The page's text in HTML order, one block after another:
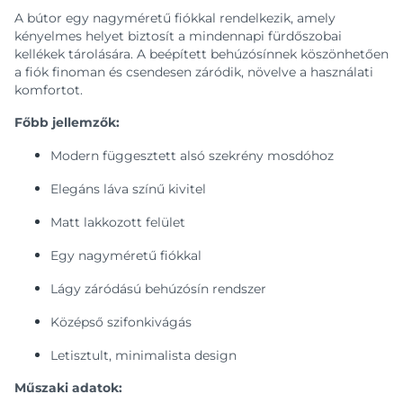
A bútor egy nagyméretű fiókkal rendelkezik, amely
kényelmes helyet biztosít a mindennapi fürdőszobai
kellékek tárolására. A beépített behúzósínnek köszönhetően
a fiók finoman és csendesen záródik, növelve a használati
komfortot.
Főbb jellemzők:
Modern függesztett alsó szekrény mosdóhoz
Elegáns láva színű kivitel
Matt lakkozott felület
Egy nagyméretű fiókkal
Lágy záródású behúzósín rendszer
Középső szifonkivágás
Letisztult, minimalista design
Műszaki adatok: